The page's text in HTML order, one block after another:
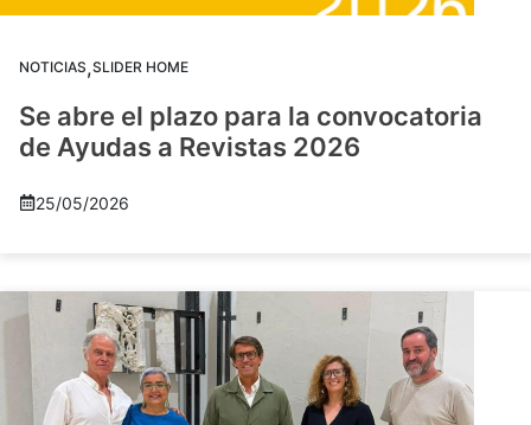
NOTICIAS,SLIDER HOME
Se abre el plazo para la convocatoria
de Ayudas a Revistas 2026
25/05/2026